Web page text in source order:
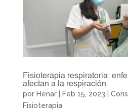
Fisioterapia respiratoria:
afectan a la respiración
por Henar| Feb 15, 2023
Fisioterapia